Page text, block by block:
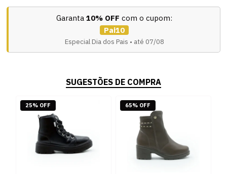
Garanta 10% OFF com o cupom:
Pai10
Especial Dia dos Pais • até 07/08
SUGESTÕES DE COMPRA
25% OFF 65% OFF